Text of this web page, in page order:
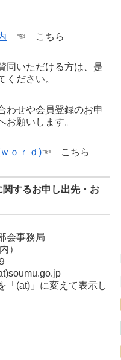
☜ こちら
同いただける方は、是
ください。
わせや会員登録のお申
お願いします。
ｏｒｄ)☜ こちら
するお申し出先・お
会事務局
）
「(at)」に変えて表示し